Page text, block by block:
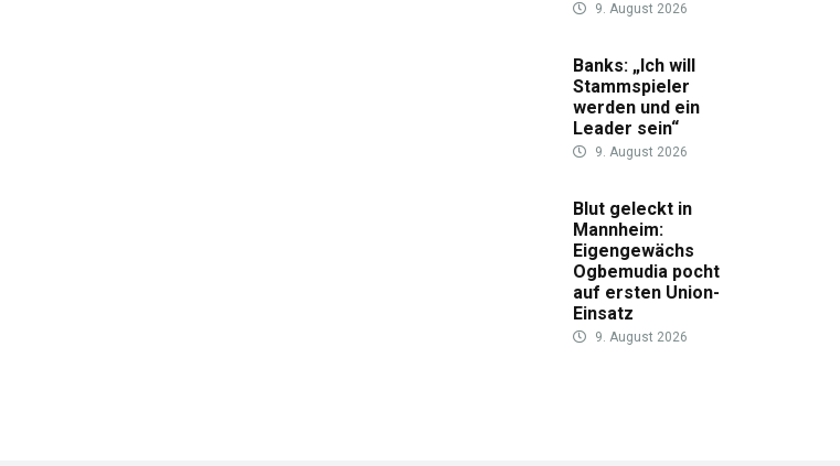
9. August 2026
Banks: „Ich will
Stammspieler
werden und ein
Leader sein“
9. August 2026
Blut geleckt in
Mannheim:
Eigengewächs
Ogbemudia pocht
auf ersten Union-
Einsatz
9. August 2026